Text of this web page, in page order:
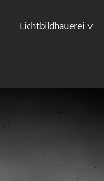
Lichtbildhauerei